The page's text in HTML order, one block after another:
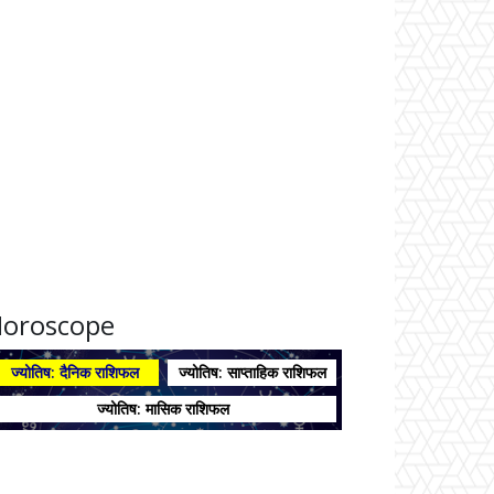
ज्योतिष: दैनिक राशिफल
ज्योतिष: साप्ताहिक राशिफल
ज्योतिष: मासिक राशिफल